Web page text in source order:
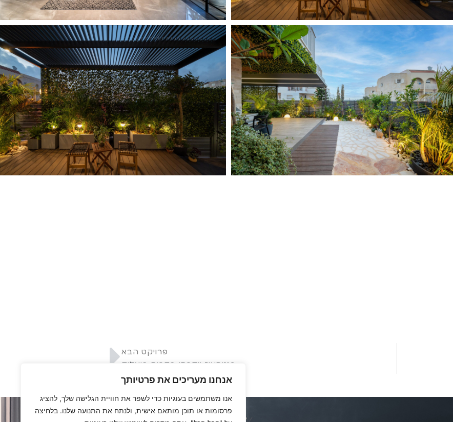
אנחנו מעריכים את פרטיותך
אנו משתמשים בעוגיות כדי לשפר את חוויית הגלישה שלך, להציג
פרסומות או תוכן מותאם אישית, ולנתח את התנועה שלנו. בלחיצה
פרויקט הבא
פנטהאוז יוקרתי בקרית ביאליק